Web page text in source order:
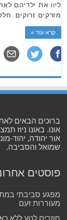
ליוו את ילדיהם
מזרקים זרוקים.
קרא עוד »
ברוכים הבאים
אונו. באונו ניוז
אור יהודה, יהוד-
שמואל והסביבה.
פוסטים
מעוררות זעם